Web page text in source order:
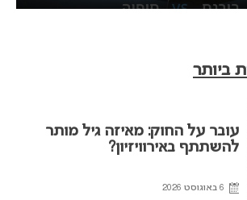
ביותר
עובר על החוק: מאיזה גיל מותר
להשתתף באירוויזיון?
6 באוגוסט 2026